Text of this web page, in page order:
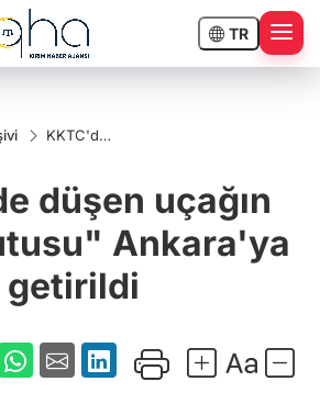
TR
KKTC'de
"kara
kutusu"
Ankara'ya
getirildi
düşen uçağın
Ankara'ya
getirildi